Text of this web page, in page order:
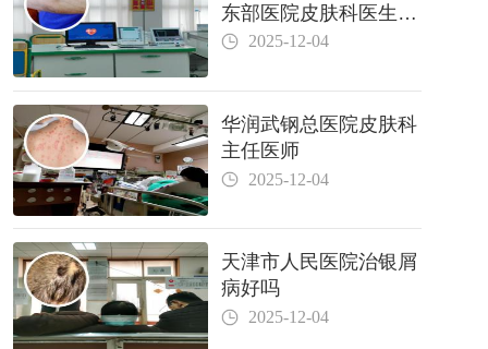
东部医院皮肤科医生哪
个好2025-12-04
华润武钢总医院皮肤科
主任医师
2025-12-04
天津市人民医院治银屑
病好吗
2025-12-04